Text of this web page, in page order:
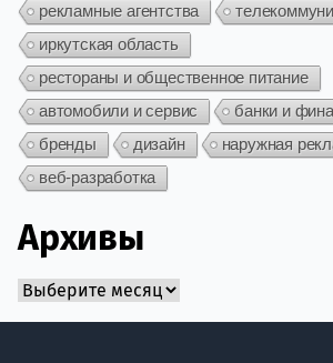
рекламные агентства
иркутская область
рестораны и общественное питание
автомобили и сервис
банки и
бренды
дизайн наружная
веб-разработка
Архивы
Архивы